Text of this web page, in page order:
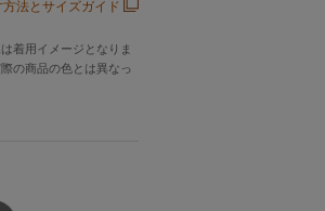
法とサイズガイド
着用イメージとなりま
の商品の色とは異なっ